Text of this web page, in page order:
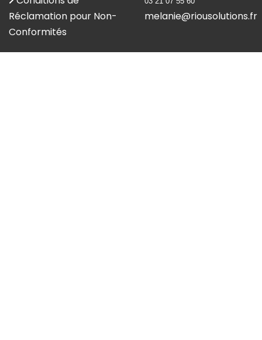
Réclamation pour Non-
Conformités
melanie@riousolutions.fr